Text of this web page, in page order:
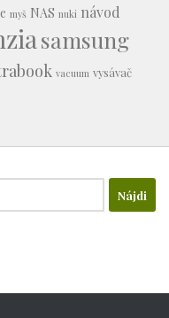
myš NAS nuki návod
samsung
vacuum vysávač